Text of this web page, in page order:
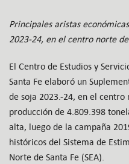
Principales aristas
2023-24, en el centro norte de
El Centro de Estudios y
Santa Fe elaboró un
de soja 2023.-24, en el
producción de 4.809.398
alta, luego de la campaña
históricos del Sistema de
Norte de Santa Fe (SEA).